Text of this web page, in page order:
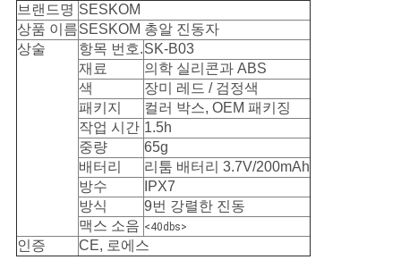
소
브랜드명 SESKOM
상품 이름SESKOM 총알 진동자
상술
항목 번호.SK-B03
재료
의학 실리콘과 ABS
색
장미 레드 / 검정색
패키지
컬러 박스, OEM 패키징
작업 시간 1.5h
중량
65g
배터리
리툼 배터리 3.7V/200mAh
방수
IPX7
방식
9번 강렬한 진동
맥스 소음 <40dbs>
인증 CE, 로에스